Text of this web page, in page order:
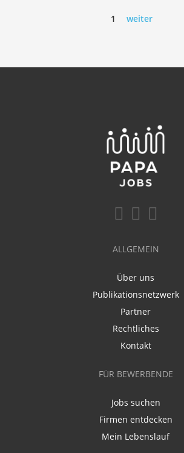
1 weiter
ALLGEMEIN
Über uns
Publikationsnetzwerk
Partner
Rechtliches
Kontakt
FÜR BEWERBENDE
Jobs suchen
Firmen entdecken
Mein Lebenslauf